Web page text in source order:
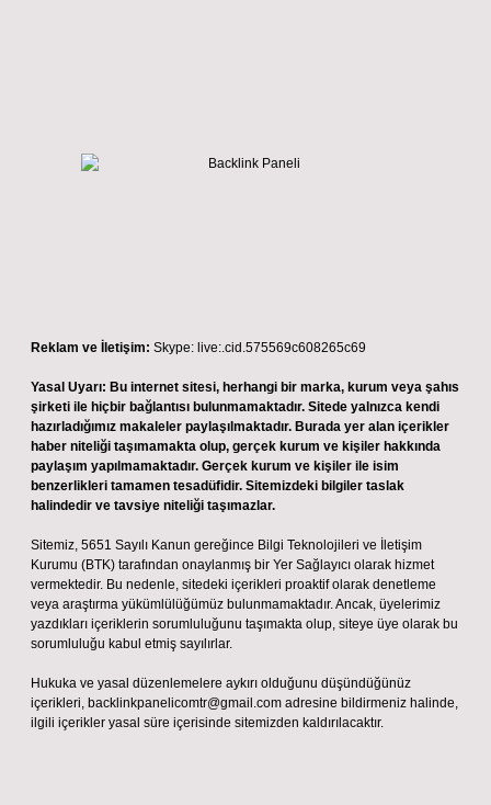
Reklam ve İletişim: Skype: live:.cid.575569c608265c69
Yasal Uyarı: Bu internet sitesi, herhangi bir marka, kurum veya şahıs
şirketi ile hiçbir bağlantısı bulunmamaktadır. Sitede yalnızca kendi
hazırladığımız makaleler paylaşılmaktadır. Burada yer alan içerikler
haber niteliği taşımamakta olup, gerçek kurum ve kişiler hakkında
paylaşım yapılmamaktadır. Gerçek kurum ve kişiler ile isim
benzerlikleri tamamen tesadüfidir. Sitemizdeki bilgiler taslak
halindedir ve tavsiye niteliği taşımazlar.
Sitemiz, 5651 Sayılı Kanun gereğince Bilgi Teknolojileri ve İletişim
Kurumu (BTK) tarafından onaylanmış bir Yer Sağlayıcı olarak hizmet
vermektedir. Bu nedenle, sitedeki içerikleri proaktif olarak denetleme
veya araştırma yükümlülüğümüz bulunmamaktadır. Ancak, üyelerimiz
yazdıkları içeriklerin sorumluluğunu taşımakta olup, siteye üye olarak bu
sorumluluğu kabul etmiş sayılırlar.
Hukuka ve yasal düzenlemelere aykırı olduğunu düşündüğünüz
içerikleri, backlinkpanelicomtr@gmail.com adresine bildirmeniz halinde,
ilgili içerikler yasal süre içerisinde sitemizden kaldırılacaktır.